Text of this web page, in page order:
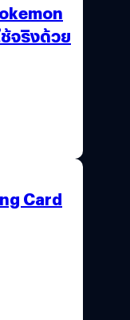
จริงด้วย
Card